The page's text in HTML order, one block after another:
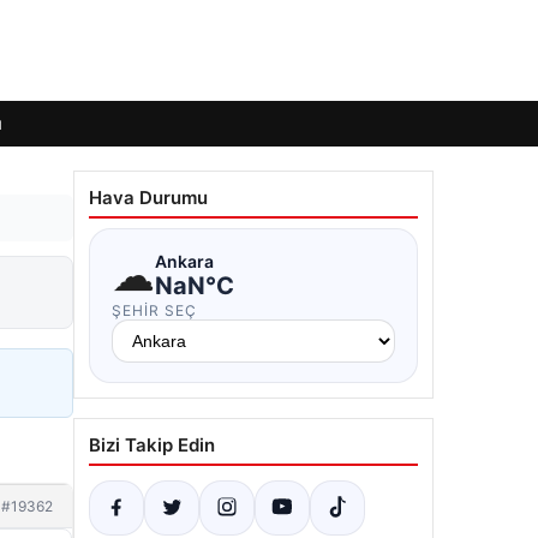
#19362
Hava Durumu
☁Ankara
NaN°C
ŞEHIR SEÇ
Bizi Takip Edin